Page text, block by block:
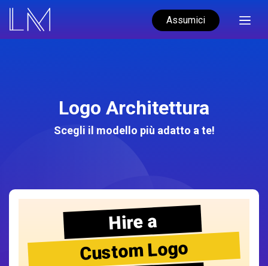
Assumici
Logo Architettura
Scegli il modello più adatto a te!
Hire a
Custom Logo